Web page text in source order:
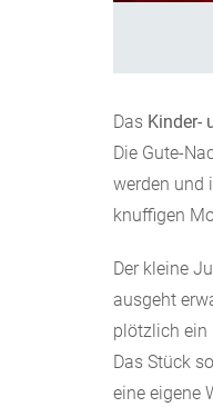
Das Kinder-
Die Gute-
werden und
knuffigen
Der kleine
ausgeht
plötzlich ein
Das Stück
eine eigene